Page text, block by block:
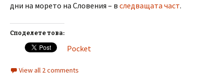
дни на морето на Словения – в следващата част.
Споделете това:
Pocket
View all 2 comments